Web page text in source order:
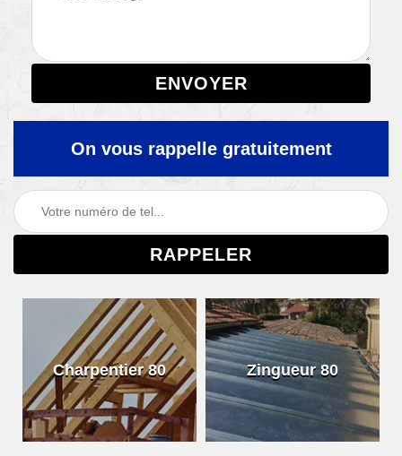
On vous rappelle gratuitement
Charpentier 80 Zingueur 80